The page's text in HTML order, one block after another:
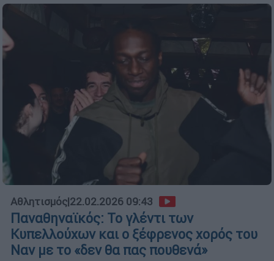
Αθλητισμός|22.02.2026 09:43
Παναθηναϊκός: Το γλέντι των
Κυπελλούχων και ο ξέφρενος χορός του
Ναν με το «δεν θα πας πουθενά»